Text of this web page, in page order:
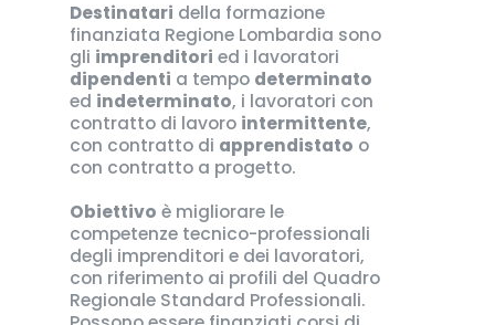
Destinatari della formazione
finanziata Regione Lombardia sono
gli imprenditori ed i lavoratori
dipendenti a tempo determinato
ed indeterminato, i lavoratori con
contratto di lavoro intermittente,
con contratto di apprendistato o
con contratto a progetto.
Obiettivo è migliorare le
competenze tecnico-professionali
degli imprenditori e dei lavoratori,
con riferimento ai profili del Quadro
Regionale Standard Professionali.